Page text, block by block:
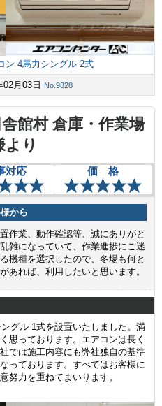
ン 4馬力シングル 2式
02月03日 No.9828
館村 倉庫・作業場
り
対応 価 格
から
作業、動作確認等、誠にありがと
雑になっていて、作業進捗にご迷
機種を選択したので、冬場も何と
あれば、利用したいと思います。
グル 1式を設置いたしました。満
思っております。エアコンは長く
では施工内容にも弊社独自の基準
っております。すべてはお客様に
努力を重ねてまいります。